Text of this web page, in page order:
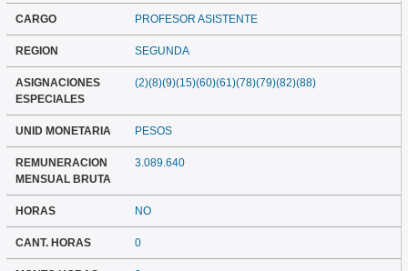
CARGO PROFESOR ASISTENTE
REGION SEGUNDA
ASIGNACIONES
ESPECIALES
(2)(8)(9)(15)(60)(61)(78)(79)(82)(88)
UNID MONETARIA PESOS
REMUNERACION
MENSUAL BRUTA
3.089.640
HORAS NO
CANT. HORAS 0